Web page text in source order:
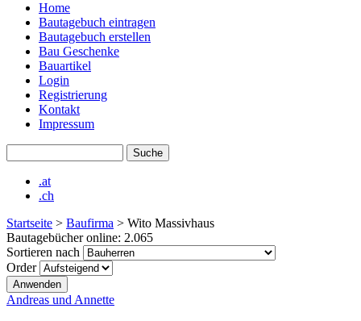
Hauptmenü
Home
Bautagebuch eintragen
Bautagebuch erstellen
Bau Geschenke
Bauartikel
Login
Registrierung
Kontakt
Impressum
.at
.ch
Startseite > Baufirma > Wito Massivhaus
Bautagebücher online: 2.065
Sortieren nach
Order
Andreas und Annette